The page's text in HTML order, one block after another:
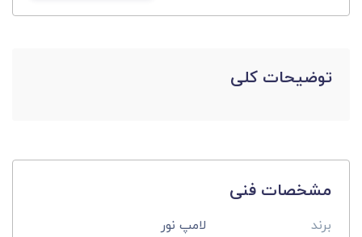
توضیحات کلی
مشخصات فنی
برند لامپ نور